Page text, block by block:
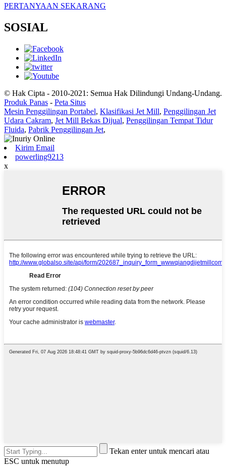
PERTANYAAN SEKARANG
SOSIAL
© Hak Cipta - 2010-2021: Semua Hak Dilindungi Undang-Undang.
Produk Panas - Peta Situs
Mesin Penggilingan Portabel, Klasifikasi Jet Mill, Penggilingan Jet
Udara Cakram, Jet Mill Bekas Dijual, Penggilingan Tempat Tidur
Fluida, Pabrik Penggilingan Jet,
Kirim Email
powerling9213
x
Tekan enter untuk mencari atau
ESC untuk menutup